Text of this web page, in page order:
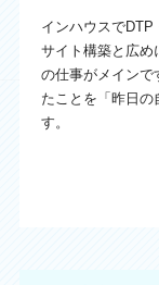
インハウスでDTP
サイト構築と広め
の仕事がメインで
たことを「昨日の
す。